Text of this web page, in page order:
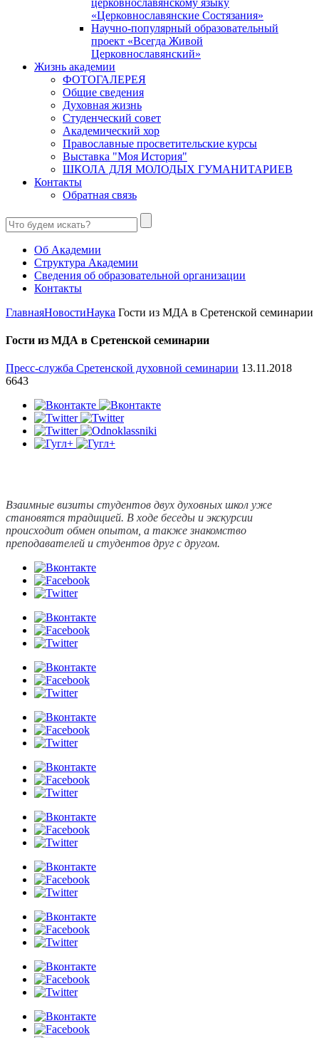
«Церковнославянские Состязания»
Научно-популярный образовательный
проект «Всегда Живой
Церковнославянский»
Жизнь академии
ФОТОГАЛЕРЕЯ
Общие сведения
Духовная жизнь
Студенческий совет
Академический хор
Православные просветительские курсы
Выставка "Моя История"
ШКОЛА ДЛЯ МОЛОДЫХ ГУМАНИТАРИЕВ
Контакты
Обратная связь
Об Академии
Структура Академии
Сведения об образовательной организации
Контакты
ГлавнаяНовостиНаука Гости из МДА в Сретенской семинарии
Гости из МДА в Сретенской семинарии
Пресс-служба Сретенской духовной семинарии 13.11.2018
6643
Взаимные визиты студентов двух духовных школ уже
становятся традицией. В ходе беседы и экскурсии
происходит обмен опытом, а также знакомство
преподавателей и студентов друг с другом.